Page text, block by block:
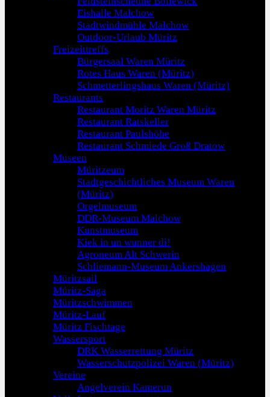
Eishalle Malchow
Stadtwindmühle Malchow
Outdoor-Urlaub Müritz
Freizeittreffs
Bürgersaal Waren Müritz
Rotes Haus Waren (Müritz)
Schmetterlingshaus Waren (Müritz)
Restaurants
Restaurant Moritz Waren Müritz
Restaurant Ratskeller
Restaurant Paulshöhe
Restaurant Schmiede Groß Dratow
Museen
Müritzeum
Stadtgeschichtliches Museum Waren
(Müritz)
Orgelmuseum
DDR-Museum Malchow
Kunstmuseum
Kiek in un wunner di!
Agroneum Alt Schwerin
Schliemann-Museum Ankershagen
Müritzsail
Müritz-Saga
Müritzschwimmen
Müritz-Lauf
Müritz Fischtage
Wassersport
DRK Wasserrettung Müritz
Wasserschutzpolizei Waren (Müritz)
Vereine
Angelverein Kamerun